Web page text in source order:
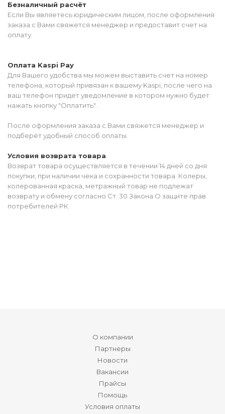
Безналичный расчёт
Если Вы являетесь юридическим лицом, после оформления
заказа с Вами свяжется менеджер и предоставит счет на
оплату.
Оплата Kaspi Pay
Для Вашего удобства мы можем выставить счет на номер
телефона, который привязан к вашему Kaspi, после чего на
ваш телефон придет уведомление в котором нужно будет
нажать кнопку "Оплатить".
После оформления заказа с Вами свяжется менеджер и
подберёт удобный способ оплаты.
Условия возврата товара
Возврат товара осуществляется в течении 14 дней со дня
покупки, при наличии чека и сохранности товара. Колеры,
колерованная краска, метражный товар не подлежат
возврату и обмену согласно Ст. 30 Закона О защите прав
потребителей РК.
О компании
Партнеры
Новости
Вакансии
Прайсы
Помощь
Условия оплаты